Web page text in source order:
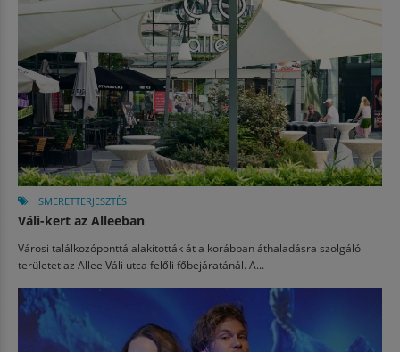
ISMERETTERJESZTÉS
Váli-kert az Alleeban
Városi találkozóponttá alakították át a korábban áthaladásra szolgáló
területet az Allee Váli utca felőli főbejáratánál. A...